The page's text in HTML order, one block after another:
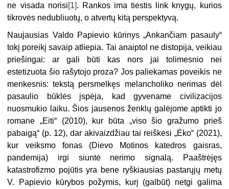
ne visada norisi[1]. Rankos ima tiestis link knygų, kurios
tikrovės nedubliuotų, o atvertų kitą perspektyvą.
Naujausias Valdo Papievio kūrinys „Ankančiam pasauly“
tokį poreikį savaip atliepia. Tai anaiptol ne distopija, veikiau
priešingai: ar gali būti kas nors jai tolimesnio nei
estetizuota šio rašytojo proza? Jos paliekamas poveikis ne
menkesnis: tekstą persmelkęs melancholiko nerimas dėl
pasaulio būklės įspėja, kad gyvename civilizacijos
nuosmukio laiku. Šios jausenos ženklų galėjome aptikti jo
romane „Eiti“ (2010), kur būta „viso šio gražumo prieš
pabaigą“ (p. 12), dar akivaizdžiau tai reiškėsi „Ėko“ (2021),
kur veiksmo fonas (Dievo Motinos katedros gaisras,
pandemija) irgi siuntė nerimo signalą. Paaštrėjęs
katastrofizmo pojūtis yra bene ryškiausias pastarųjų metų
V. Papievio kūrybos požymis, kurį (galbūt) netgi galima